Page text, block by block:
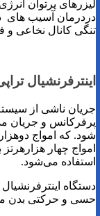
لیزرهای پرتوان
دردرمان آسیب های
تنگی کانال نخاعی
اینترفرنشیال
پرفركانس و جريان
شود. که امواج
امواج چهار
استفاده می‌شود.
دستگاه
حسی و حرکتی بدن